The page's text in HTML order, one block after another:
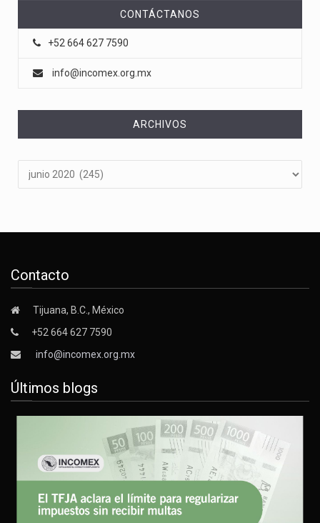
CONTÁCTANOS
+52 664 627 7590
info@incomex.org.mx
ARCHIVOS
Contacto
Tijuana, B.C., México
+52 664 627 7590
info@incomex.org.mx
Últimos blogs